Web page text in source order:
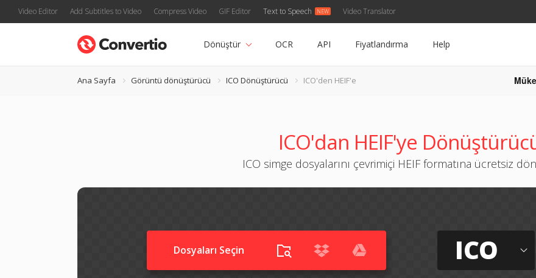
Video Editor Add Subtitles to Video Compress Video GIF Editor Text to Speech Video Translator
Dönüştür OCR API Fiyatlandırma Help
Ana Sayfa Görüntü dönüştürücü ICO Dönüştürücü ICO'den HEIF'e
ICO'dan HEIF'ye
ICO simge dosyalarını çevrimiçi HEIF formatına ücretsiz
Dosyaları Seçin ICO